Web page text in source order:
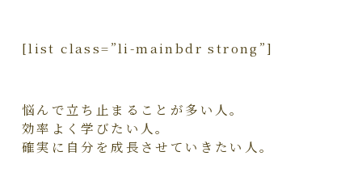
[list class=”li-mainbdr strong”]
悩んで立ち止まることが多い人。
効率よく学びたい人。
確実に自分を成長させていきたい人。